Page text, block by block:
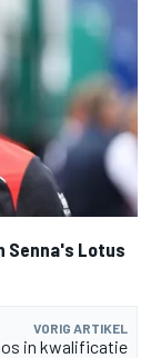
Senna's Lotus
VORIG ARTIKEL
in kwalificatie